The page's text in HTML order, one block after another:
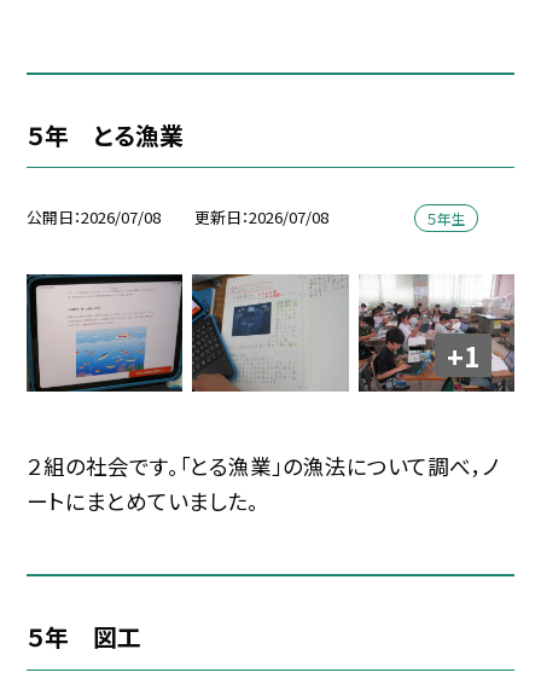
５年 とる漁業
公開日 2026/07/08 更新日 2026/07/08 ５年生
+1
２組の社会です。「とる漁業」の漁法について調べ，ノ
ートにまとめていました。
５年 図工